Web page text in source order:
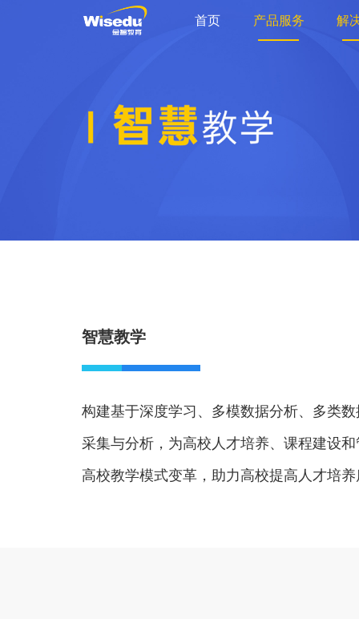
首页 产品服务 解
智慧教学
构建基于深度学习、多模数据分析、多类
采集与分析，为高校人才培养、课程建设
高校教学模式变革，助力高校提高人才培